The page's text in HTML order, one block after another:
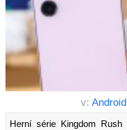
v:
Herní série Kingdom